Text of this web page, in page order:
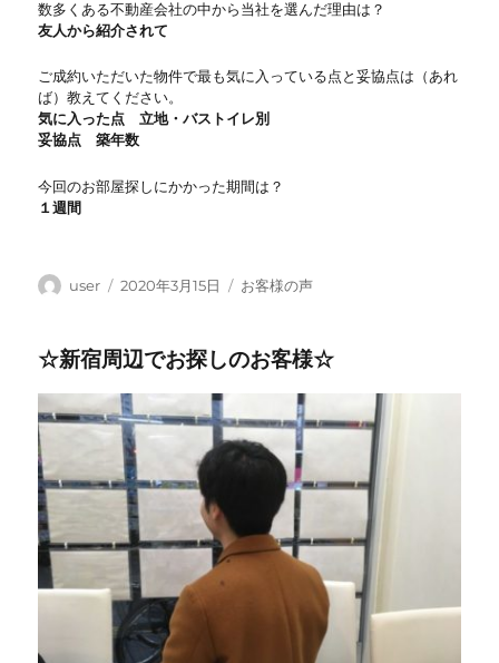
数多くある不動産会社の中から当社を選んだ理由は？
友人から紹介されて
ご成約いただいた物件で最も気に入っている点と妥協点は（あれ
ば）教えてください。
気に入った点 立地・バストイレ別
妥協点 築年数
今回のお部屋探しにかかった期間は？
１週間
投
user
投
2020年3月15日
カ
リ
お客様の声
☆新宿周辺でお探しのお客様☆